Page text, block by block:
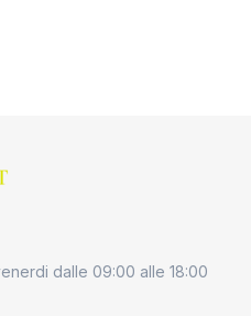
dalle 09:00 alle 18:00